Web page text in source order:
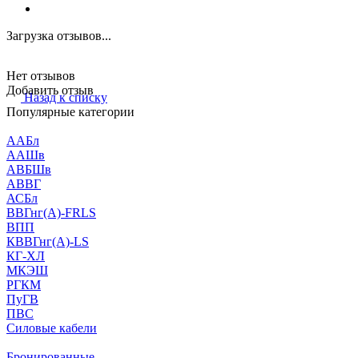
Загрузка отзывов...
Нет отзывов
Добавить отзыв
Назад к списку
Популярные категории
ААБл
ААШв
АВБШв
АВВГ
АСБл
ВВГнг(А)-FRLS
ВПП
КВВГнг(А)-LS
КГ-ХЛ
МКЭШ
РГКМ
ПуГВ
ПВС
Силовые кабели